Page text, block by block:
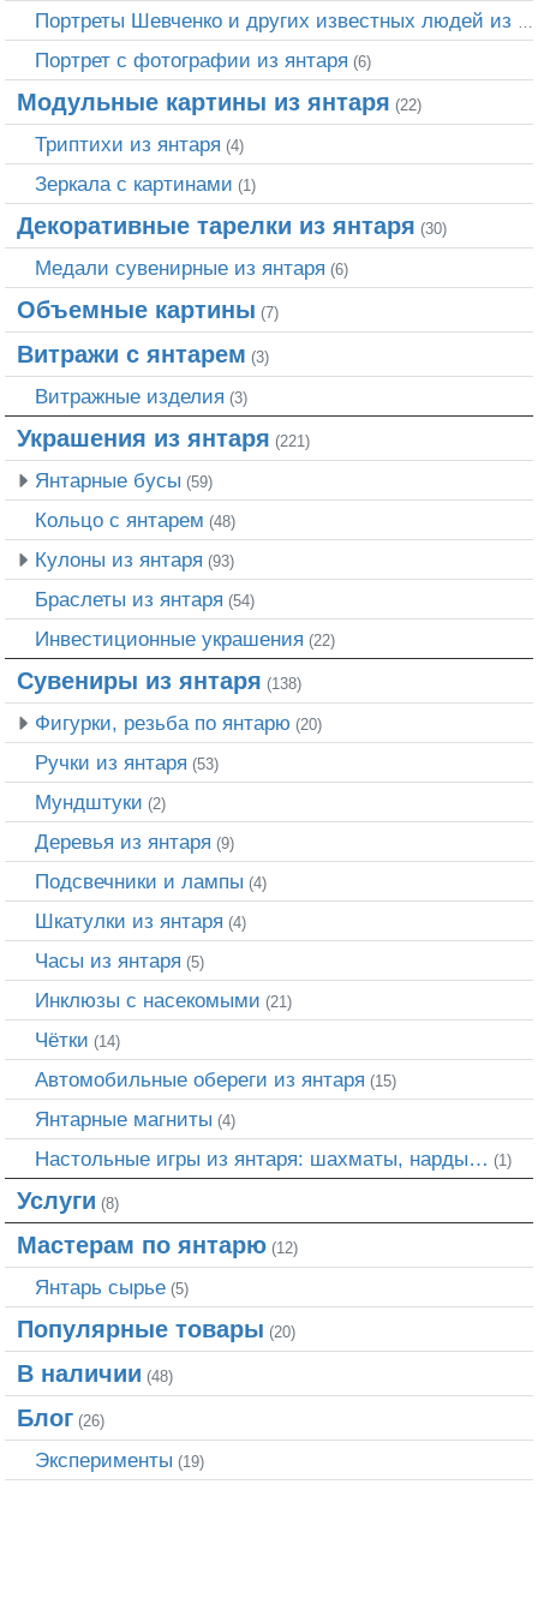
Портреты Шевченко и других известных людей из янтаря
Портрет c фотографии из янтаря (6)
Модульные картины из янтаря (22)
Триптихи из янтаря (4)
Зеркала с картинами (1)
Декоративные тарелки из янтаря (30)
Медали сувенирные из янтаря (6)
Объемные картины (7)
Витражи с янтарем (3)
Витражные изделия (3)
Украшения из янтаря (221)
Янтарные бусы (59)
Кольцо с янтарем (48)
Кулоны из янтаря (93)
Браслеты из янтаря (54)
Инвестиционные украшения (22)
Сувениры из янтаря (138)
Фигурки, резьба по янтарю (20)
Ручки из янтаря (53)
Мундштуки (2)
Деревья из янтаря (9)
Подсвечники и лампы (4)
Шкатулки из янтаря (4)
Часы из янтаря (5)
Инклюзы с насекомыми (21)
Чётки (14)
Автомобильные обереги из янтаря (15)
Янтарные магниты (4)
Настольные игры из янтаря: шахматы, нарды… (1)
Услуги (8)
Мастерам по янтарю (12)
Янтарь сырье (5)
Популярные товары (20)
В наличии (48)
Блог (26)
Эксперименты (19)